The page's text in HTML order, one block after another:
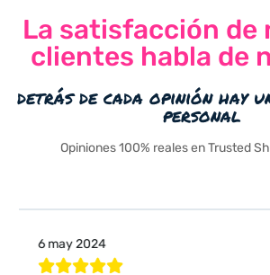
La satisfacción de
clientes habla de
detrás de cada opinión hay
personal
Opiniones 100% reales en Trusted
Valeria Comellas
